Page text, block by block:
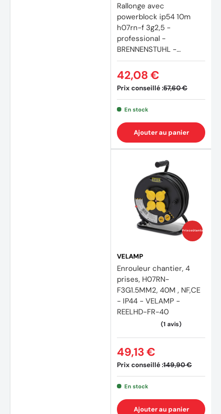
Rallonge avec
powerblock ip54 10m
h07rn-f 3g2,5 -
professional -
BRENNENSTUHL -
9162101160
Prix conseillé :57,60 €
42,08 €
En stock
Ajouter au panier
Prix coûtants
VELAMP
Enrouleur chantier, 4
prises, H07RN-
F3G1.5MM2, 40M , NF,CE
- IP44 - VELAMP -
REELHD-FR-40
Prix conseillé :149,90 €
49,13 €
En stock
Ajouter au panier